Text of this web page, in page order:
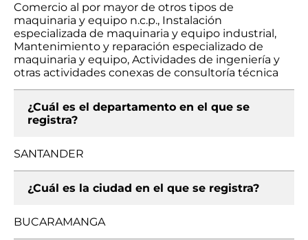
Comercio al por mayor de otros tipos de
maquinaria y equipo n.c.p., Instalación
especializada de maquinaria y equipo industrial,
Mantenimiento y reparación especializado de
maquinaria y equipo, Actividades de ingeniería y
otras actividades conexas de consultoría técnica
¿Cuál es el departamento en el que se
registra?
SANTANDER
¿Cuál es la ciudad en el que se registra?
BUCARAMANGA